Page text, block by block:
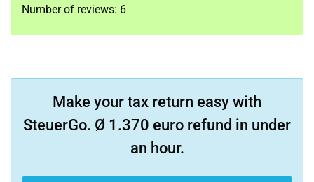
Number of reviews: 6
Make your tax return easy with
SteuerGo. Ø 1.370 euro refund in under
an hour.